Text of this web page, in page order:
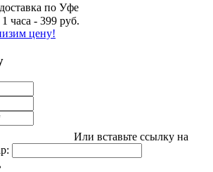
по Уфе
часа - 399 руб.
цену!
Или вставьте ссылку на